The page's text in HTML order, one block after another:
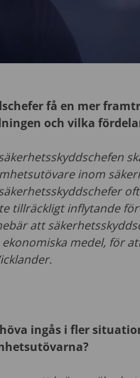
få en mer
och vilka
inom
tillräckligt inflytande
att
medel, för
ingås i fler